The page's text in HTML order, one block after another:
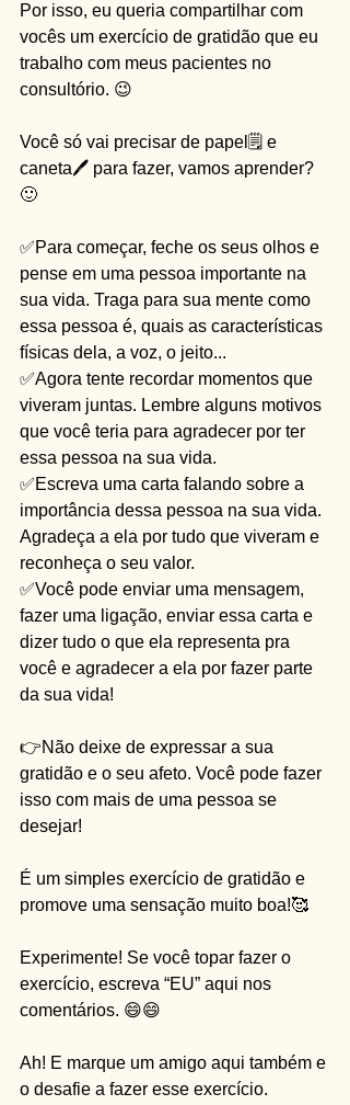
Por isso, eu queria compartilhar com
vocês um exercício de gratidão que eu
trabalho com meus pacientes no
consultório. 😉
Você só vai precisar de papel🗒 e
caneta🖊 para fazer, vamos aprender?
🙂
✅Para começar, feche os seus olhos e
pense em uma pessoa importante na
sua vida. Traga para sua mente como
essa pessoa é, quais as características
físicas dela, a voz, o jeito...
✅Agora tente recordar momentos que
viveram juntas. Lembre alguns motivos
que você teria para agradecer por ter
essa pessoa na sua vida.
✅Escreva uma carta falando sobre a
importância dessa pessoa na sua vida.
Agradeça a ela por tudo que viveram e
reconheça o seu valor.
✅Você pode enviar uma mensagem,
fazer uma ligação, enviar essa carta e
dizer tudo o que ela representa pra
você e agradecer a ela por fazer parte
da sua vida!
👉Não deixe de expressar a sua
gratidão e o seu afeto. Você pode fazer
isso com mais de uma pessoa se
desejar!
É um simples exercício de gratidão e
promove uma sensação muito boa!🥰
Experimente! Se você topar fazer o
exercício, escreva “EU” aqui nos
comentários. 😄😄
Ah! E marque um amigo aqui também e
o desafie a fazer esse exercício.